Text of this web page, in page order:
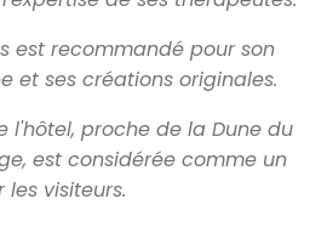
est recommandé pour son
et ses créations originales.
l'hôtel, proche de la Dune du
est considérée comme un
visiteurs.